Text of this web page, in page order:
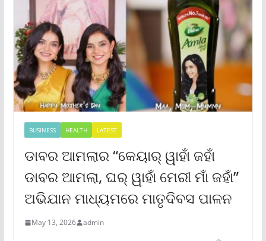
BUSINESS HEALTH LATEST
ଡାବର ଆମଲାର “କେୟାର୍ ୱାହାଁ ଜହାଁ
ଡାବର ଆମଲା, ଘର୍ ୱାହାଁ ମେରୀ ମାଁ ଜହାଁ”
ଅଭିଯାନ ମାଧ୍ୟମରେ ମାତୃଦିବସ ପାଳନ
May 13, 2026 admin